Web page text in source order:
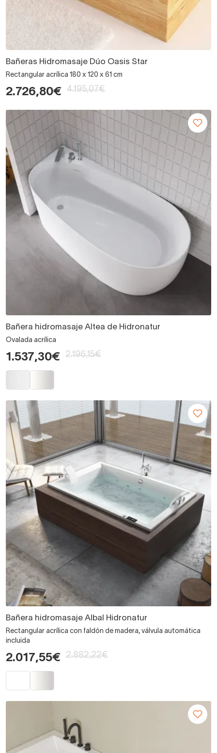
Bañeras Hidromasaje Dúo Oasis Star
Rectangular acrílica 180 x 120 x 61 cm
2.726,80€ 4.195,07€
Bañera hidromasaje Altea de Hidronatur
Ovalada acrílica
1.537,30€ 2.196,15€
Bañera hidromasaje Albal Hidronatur
Rectangular acrílica con faldón de madera, válvula automática
incluida
2.017,55€ 2.882,22€